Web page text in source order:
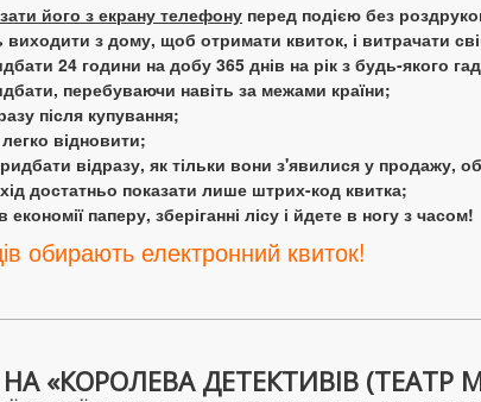
його з екрану телефону перед подією без
виходити з дому, щоб отримати квиток, і витрачати
24 години на добу 365 днів на рік з будь-якого
перебуваючи навіть за межами країни;
після купування;
відновити;
відразу, як тільки вони з'явилися у продажу,
достатньо показати лише штрих-код квитка;
паперу, зберіганні лісу і йдете в ногу з часом!
обирають електронний квиток!
«КОРОЛЕВА ДЕТЕКТИВІВ (ТЕАТР